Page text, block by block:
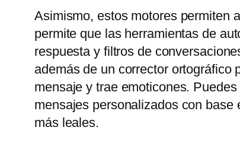
Asimismo, estos motores permiten
permite que las herramientas de
respuesta y filtros de
además de un corrector ortográfico
mensaje y trae emoticones.
mensajes personalizados con
más leales.